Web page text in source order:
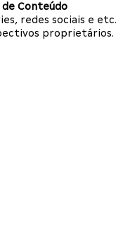
Conteúdo
redes sociais e etc.
proprietários.